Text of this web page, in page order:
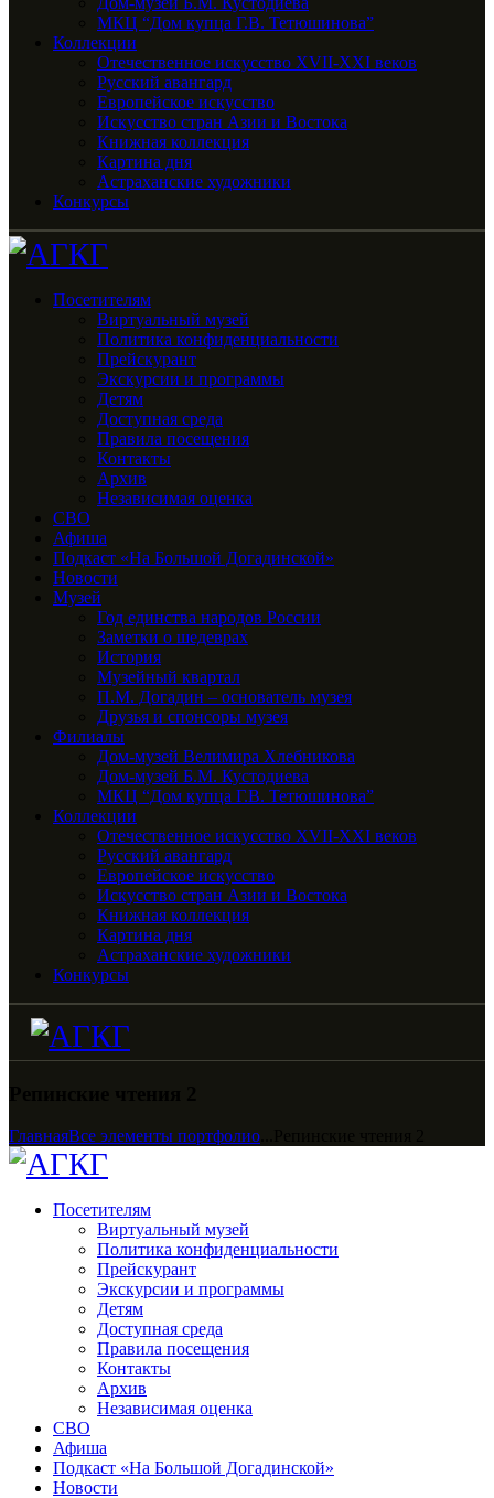
МКЦ “Дом купца Г.В. Тетюшинова”
Коллекции
Отечественное искусство XVII-XXI веков
Русский авангард
Европейское искусство
Искусство стран Азии и Востока
Книжная коллекция
Картина дня
Астраханские художники
Конкурсы
Посетителям
Виртуальный музей
Политика конфиденциальности
Прейскурант
Экскурсии и программы
Детям
Доступная среда
Правила посещения
Контакты
Архив
Независимая оценка
СВО
Афиша
Подкаст «На Большой Догадинской»
Новости
Музей
Год единства народов России
Заметки о шедеврах
История
Музейный квартал
П.М. Догадин – основатель музея
Друзья и спонсоры музея
Филиалы
Дом-музей Велимира Хлебникова
Дом-музей Б.М. Кустодиева
МКЦ “Дом купца Г.В. Тетюшинова”
Коллекции
Отечественное искусство XVII-XXI веков
Русский авангард
Европейское искусство
Искусство стран Азии и Востока
Книжная коллекция
Картина дня
Астраханские художники
Конкурсы
ГлавнаяВсе элементы портфолио
Посетителям
Виртуальный музей
Политика конфиденциальности
Прейскурант
Экскурсии и программы
Детям
Доступная среда
Правила посещения
Контакты
Архив
Независимая оценка
СВО
Афиша
Подкаст «На Большой Догадинской»
Новости